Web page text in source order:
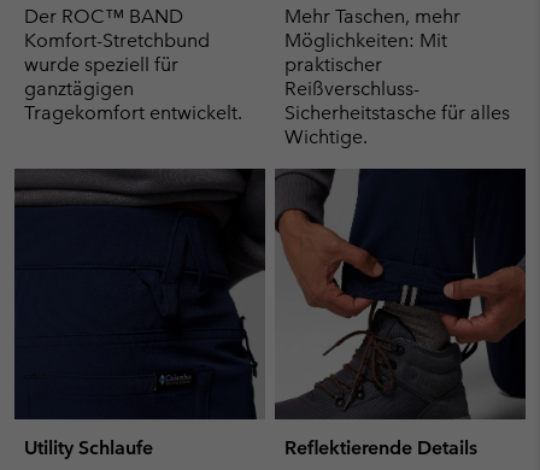
Der ROC™ BAND
Komfort-Stretchbund
wurde speziell für
ganztägigen
Tragekomfort entwickelt.
Mehr Taschen, mehr
Möglichkeiten: Mit
praktischer
Reißverschluss-
Sicherheitstasche für alles
Wichtige.
Utility Schlaufe
Reflektierende Details